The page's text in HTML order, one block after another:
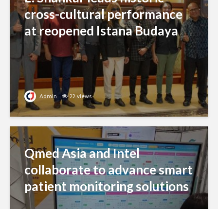
cross-cultural performance
at reopened Istana Budaya
Admin 22 views
Qmed Asia and Intel
collaborate to advance smart
patient monitoring solutions